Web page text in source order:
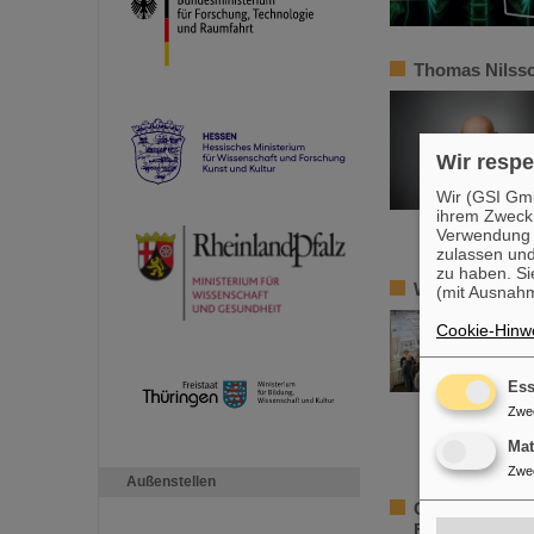
Außenstellen
Thomas
Workshop
Große
Wir
Wir (GSI
ihrem
zulassen
zu haben.
(mit
Cookie-